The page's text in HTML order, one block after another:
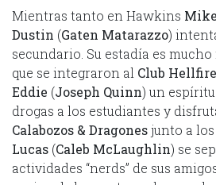
Mientras tanto en Hawkins Mike
Dustin (Gaten Matarazzo)
secundario. Su estadía es
que se integraron al Club Hellfire
Eddie (Joseph Quinn) un
drogas a los estudiantes y
Calabozos & Dragonesjunto a
Lucas (Caleb McLaughlin) se
actividades “nerds” de sus